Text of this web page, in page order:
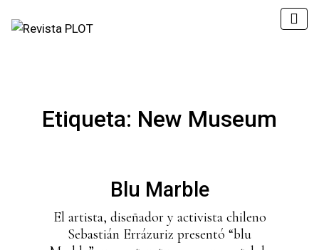
Etiqueta: New Museum
Blu Marble
El artista, diseñador y activista chileno
Sebastián Errázuriz presentó “blu